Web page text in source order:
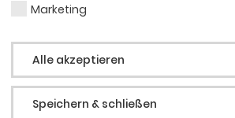
Marketing
Alle akzeptieren
Speichern & schließen